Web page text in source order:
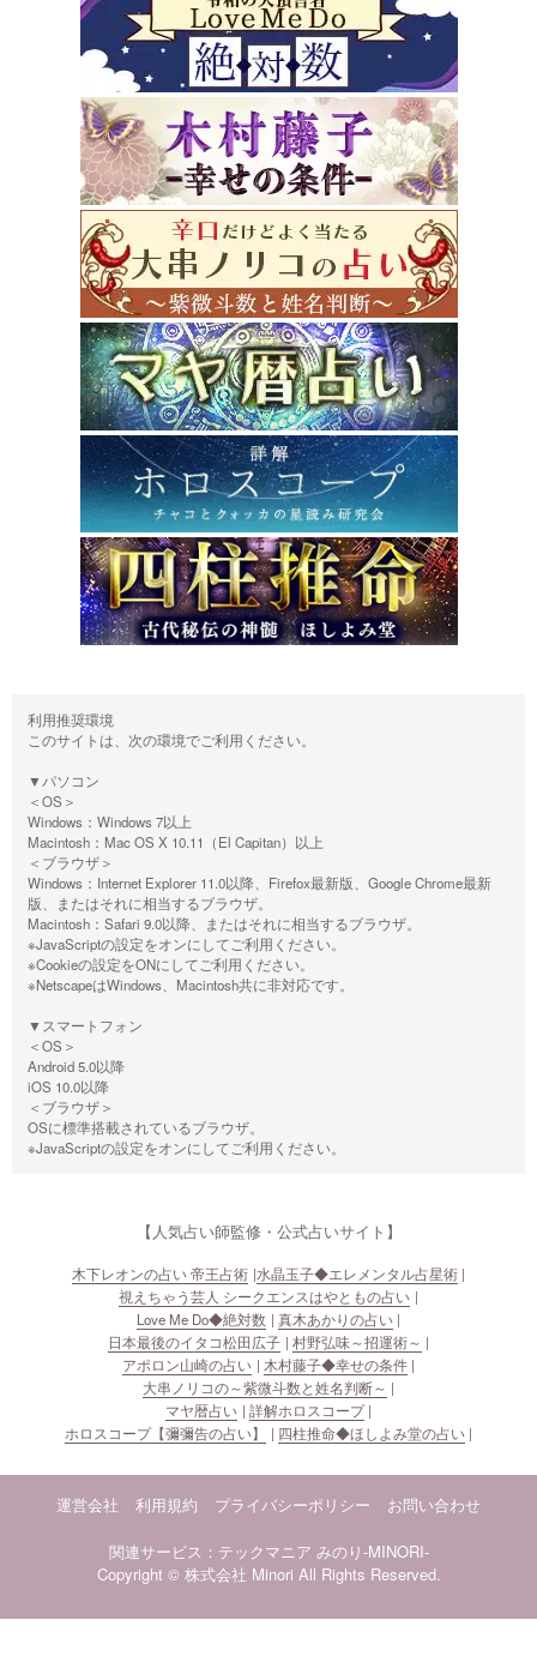
利用推奨環境
このサイトは、次の環境でご利用ください。
▼パソコン
＜OS＞
Windows：Windows 7以上
Macintosh：Mac OS X 10.11（El Capitan）以上
＜ブラウザ＞
Windows：Internet Explorer 11.0以降、Firefox最新版、Google Chrome最新
版、またはそれに相当するブラウザ。
Macintosh：Safari 9.0以降、またはそれに相当するブラウザ。
※JavaScriptの設定をオンにしてご利用ください。
※Cookieの設定をONにしてご利用ください。
※NetscapeはWindows、Macintosh共に非対応です。
▼スマートフォン
＜OS＞
Android 5.0以降
iOS 10.0以降
＜ブラウザ＞
OSに標準搭載されているブラウザ。
※JavaScriptの設定をオンにしてご利用ください。
【人気占い師監修・公式占いサイト】
木下レオンの占い 帝王占術 水晶玉子◆エレメンタル占星術
視えちゃう芸人 シークエンスはやともの占い
Love Me Do◆絶対数
真木あかりの占い
日本最後のイタコ松田広子
村野弘味～招運術～
アポロン山崎の占い
木村藤子◆幸せの条件
大串ノリコの～紫微斗数と姓名判断～
マヤ暦占い
詳解ホロスコープ
ホロスコープ【彌彌告の占い】
四柱推命◆ほしよみ堂の占い
運営会社 利用規約 プライバシーポリシー お問い合わせ
関連サービス：テックマニア みのり-MINORI-
Copyright © 株式会社 Minori All Rights Reserved.